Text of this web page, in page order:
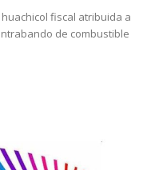
fiscal atribuida a
de combustible